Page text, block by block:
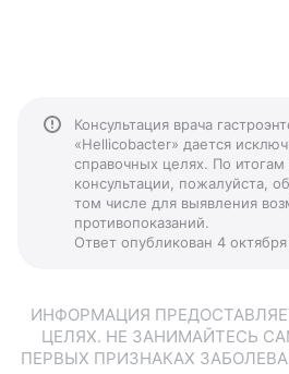
Консультация врача
«Hellicobacter» дается
справочных целях. По
консультации, пожалуйста,
том числе для выявления
противопоказаний.
Ответ опубликован 4
ИНФОРМАЦИЯ
ЦЕЛЯХ. НЕ ЗАНИМАЙТЕСЬ
ПЕРВЫХ ПРИЗНАКАХ